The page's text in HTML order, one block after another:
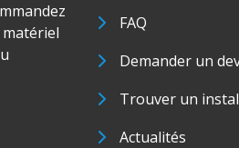
FAQ
Demander un
Trouver un
Actualités